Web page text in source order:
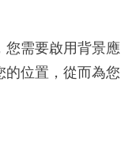
您需要啟用背景應
的位置，從而為您